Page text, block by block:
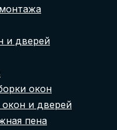
и дверей
окон
и дверей
пена